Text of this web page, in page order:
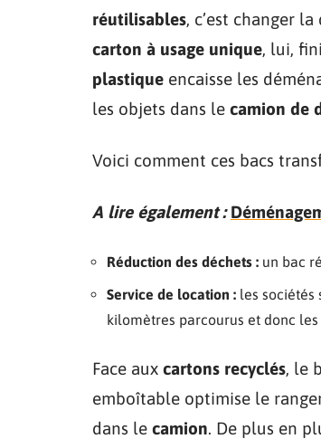
réutilisables, c’est changer
carton à usage unique, lui,
plastique encaisse les
les objets dans le camion de
Voici comment ces bacs
A lire également :
Réduction des déchets : un bac
Service de location : les sociétés
kilomètres parcourus et donc les
Face aux cartons recyclés, le
emboîtable optimise le
dans le camion. De plus en